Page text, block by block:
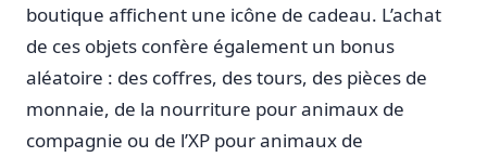
boutique affichent une icône de cadeau. L’achat
de ces objets confère également un bonus
aléatoire : des coffres, des tours, des pièces de
monnaie, de la nourriture pour animaux de
compagnie ou de l’XP pour animaux de